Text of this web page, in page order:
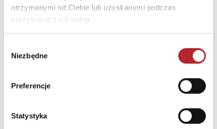
otrzymanymi od Ciebie lub uzyskanymi podczas
korzystania z ich usług.
zgody
Niezbędne
Preferencje
Statystyka
Brak danych